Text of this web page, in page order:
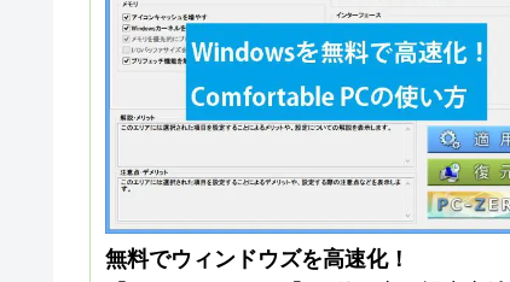
無料でウィンドウズを高速化！